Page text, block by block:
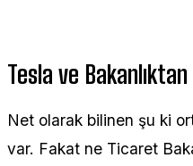
Tesla ve
Net olarak bilinen şu ki
var. Fakat ne Ticaret